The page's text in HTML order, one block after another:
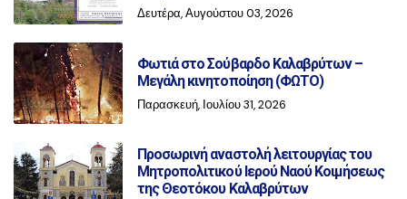
Δευτέρα, Αυγούστου 03, 2026
Φωτιά στο Σούβαρδο Καλαβρύτων –
Μεγάλη κινητοποίηση (ΦΩΤΟ)
Παρασκευή, Ιουλίου 31, 2026
Προσωρινή αναστολή λειτουργίας του
Μητροπολιτικού Ιερού Ναού Κοιμήσεως
της Θεοτόκου Καλαβρύτων